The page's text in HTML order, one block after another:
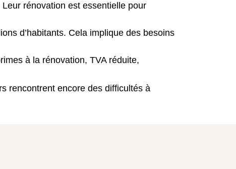
rénovation est essentielle pour
d’habitants. Cela implique des besoins
à la rénovation, TVA réduite,
rencontrent encore des difficultés à